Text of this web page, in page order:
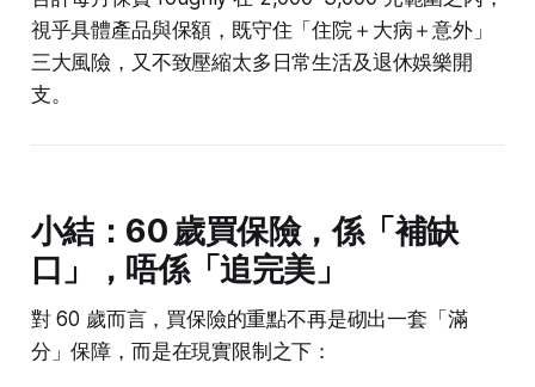
視乎具體產品與保額，既守住「住院＋大病＋意外」
三大風險，又不致壓縮太多日常生活及退休娛樂開
支。
小結：60 歲買保險，係「補缺
口」，唔係「追完美」
對 60 歲而言，買保險的重點不再是砌出一套「滿
分」保障，而是在現實限制之下：